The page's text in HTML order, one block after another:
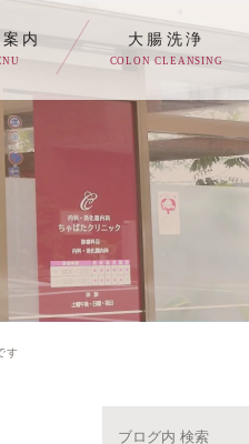
内
について
お悩みの方へ
大腸洗浄
COLON CLEANSING
す